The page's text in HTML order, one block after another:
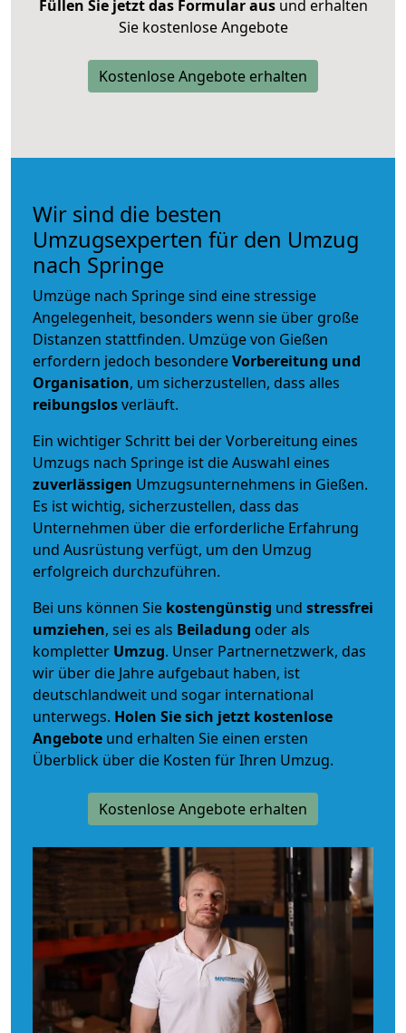
Füllen Sie jetzt das Formular ausund erhalten
Sie kostenlose Angebote
Kostenlose Angebote erhalten
Wir sind die besten
Umzugsexperten für den Umzug
nach Springe
Umzüge nach Springe sind eine stressige
Angelegenheit, besonders wenn sie über große
Distanzen stattfinden. Umzüge von Gießen
erfordern jedoch besondereVorbereitung und
Organisation, um sicherzustellen, dass alles
reibungslosverläuft.
Ein wichtiger Schritt bei der Vorbereitung eines
Umzugs nach Springe ist die Auswahl eines
zuverlässigen Umzugsunternehmens in Gießen.
Es ist wichtig, sicherzustellen, dass das
Unternehmen über die erforderliche Erfahrung
und Ausrüstung verfügt, um den Umzug
erfolgreich durchzuführen.
Bei uns können Sie kostengünstig und stressfrei
umziehen, sei es als Beiladung oder als
kompletter Umzug. Unser Partnernetzwerk, das
wir über die Jahre aufgebaut haben, ist
deutschlandweit und sogar international
unterwegs. Holen Sie sich jetzt kostenlose
Angebote und erhalten Sie einen ersten
Überblick über die Kosten für Ihren Umzug.
Kostenlose Angebote erhalten